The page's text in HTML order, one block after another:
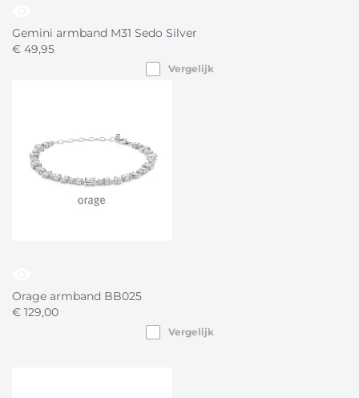
Gemini armband M31 Sedo Silver
€ 49,95
Vergelijk
Orage armband BB025
€ 129,00
Vergelijk